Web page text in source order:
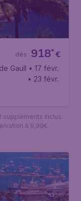
€
918*
dès
Gaulle• 17 févr.
do Iguaçu
• 23 févr.
suppléments inclus.
à 9,99€.